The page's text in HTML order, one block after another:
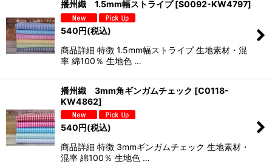
播州織 1.5mm幅ストライプ [S0092-KW4797]
540円(税込)
商品詳細 特徴 1.5mm幅ストライプ 生地素材・混
率 綿100％ 生地色 …
播州織 3mm角ギンガムチェック [C0118-
KW4862]
540円(税込)
商品詳細 特徴 3mmギンガムチェック 生地素材・
混率 綿100％ 生地色 …